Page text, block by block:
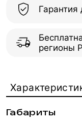
Гарантия
регионы
Габариты